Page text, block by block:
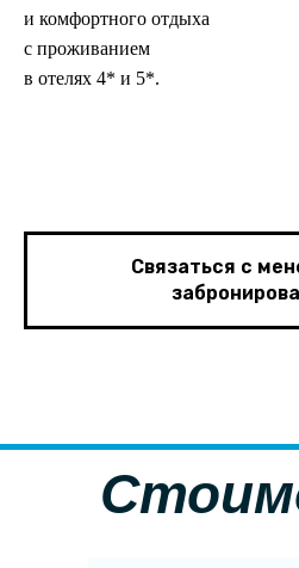
и комфортного отдыха
с проживанием
в отелях 4* и 5*.
Связаться с